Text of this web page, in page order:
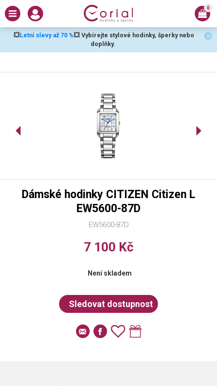
💥Letní slevy až 70 %💥 Vybírejte stylové hodinky, šperky nebo
doplňky.
0
EW5600-87D
Dámské hodinky CITIZEN Citizen L
EW5600-87D
7 100 Kč
Není skladem